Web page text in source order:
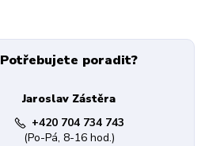
Potřebujete poradit?
Jaroslav Zástěra
+420 704 734 743
(Po-Pá, 8-16 hod.)